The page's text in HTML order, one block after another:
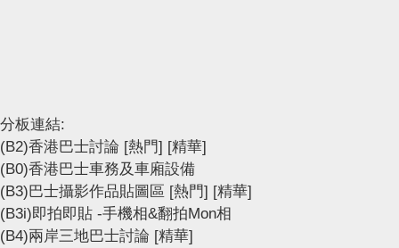
分板連結:
(B2)香港巴士討論 [熱門] [精華]
(B0)香港巴士車務及車廂設備
(B3)巴士攝影作品貼圖區 [熱門] [精華]
(B3i)即拍即貼 -手機相&翻拍Mon相
(B4)兩岸三地巴士討論 [精華]